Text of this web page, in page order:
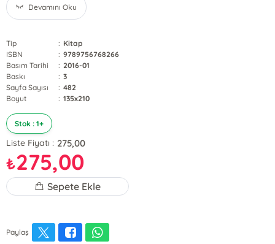
Devamını Oku
Tip : Kitap
ISBN
: 9789756768266
Basım Tarihi
: 2016-01
Baskı
: 3
Sayfa Sayısı
: 482
Boyut
: 135x210
Stok : 1+
Liste Fiyatı : 275,00
₺275,00
Sepete Ekle
Paylaş